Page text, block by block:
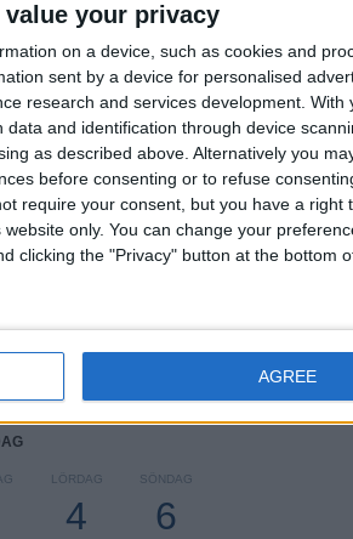
value your privacy
on a device, such as cookies and
sent by a device for personalised
research and services development. With
and identification through device
as described above. Alternatively you
before consenting or to refuse
require your consent, but you have a right
only. You can change your
clicking the "Privacy" button at the bottom
AGREE
TOTAL
25
MOTSTÅNDARE
MAXIMALT
3
VS Färöarna
TOTAL
5
TÄVLINGAR
TÄVLINGAR
14 (33,33%)
11 (26,19%)
LÖRDAG
4
SÖNDAG
6